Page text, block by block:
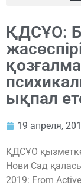
ҚДСҰО:
ықпал
19 апреля,
ҚДСҰО
Нови Сад
2019: From